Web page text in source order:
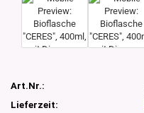
Art.Nr.:
Lieferzeit: